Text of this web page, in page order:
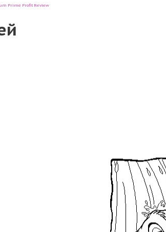
Prime Profit Review